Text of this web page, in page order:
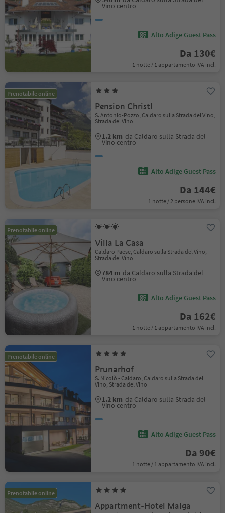
Vino centro
Alto Adige Guest Pass
Da 130€
1 notte / 1 appartamento IVA incl.
Prenotabile online
Pension Christl
S. Antonio-Pozzo, Caldaro sulla Strada del Vino,
Strada del Vino
1.2 km da Caldaro sulla Strada del
Vino centro
Alto Adige Guest Pass
Da 144€
1 notte / 2 persone IVA incl.
Prenotabile online
Villa La Casa
Caldaro Paese, Caldaro sulla Strada del Vino,
Strada del Vino
784 m da Caldaro sulla Strada del
Vino centro
Alto Adige Guest Pass
Da 162€
1 notte / 1 appartamento IVA incl.
Prenotabile online
Prunarhof
S. Nicolò - Caldaro, Caldaro sulla Strada del
Vino, Strada del Vino
1.2 km da Caldaro sulla Strada del
Vino centro
Alto Adige Guest Pass
Da 90€
1 notte / 1 appartamento IVA incl.
Prenotabile online
Appartment-Hotel Malga